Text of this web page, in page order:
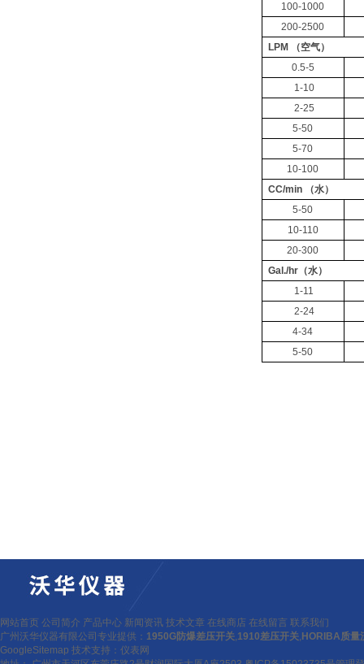
100-1000
200-2500
LPM （空气）
0.5-5
1-10
2-25
5-50
5-70
10-100
CC/min （水）
5-50
10-110
20-300
Gal./hr（水）
1-11
2-24
4-34
5-50
网站首页 公司简介 产品中心 新闻资讯 技术文章 在线商店 在线留言 联系我们
广州沃华仪器有限公司专业提供： 1950G防爆差压开关,1910差压开关, HORIBA质量
GoogleSitemap 技术支持： 仪表网